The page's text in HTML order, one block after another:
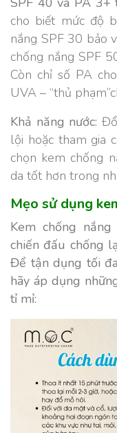
cho biết mức độ
nắng SPF 30 bảo
chống nắng SPF
Còn chỉ số PA
UVA – “thủ
Khả năng nước:
lội hoặc tham gia
chọn kem chống
da tốt hơn trong
Mẹo sử dụng
Kem chống
chiến đấu chống
Để tận dụng tối
hãy áp dụng
tỉ mỉ: